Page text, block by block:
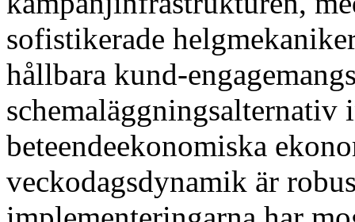
sofistikerade
hållbara kund-
schemaläggningsalternativ
beteendeekonomiska
veckodagsdynamik är